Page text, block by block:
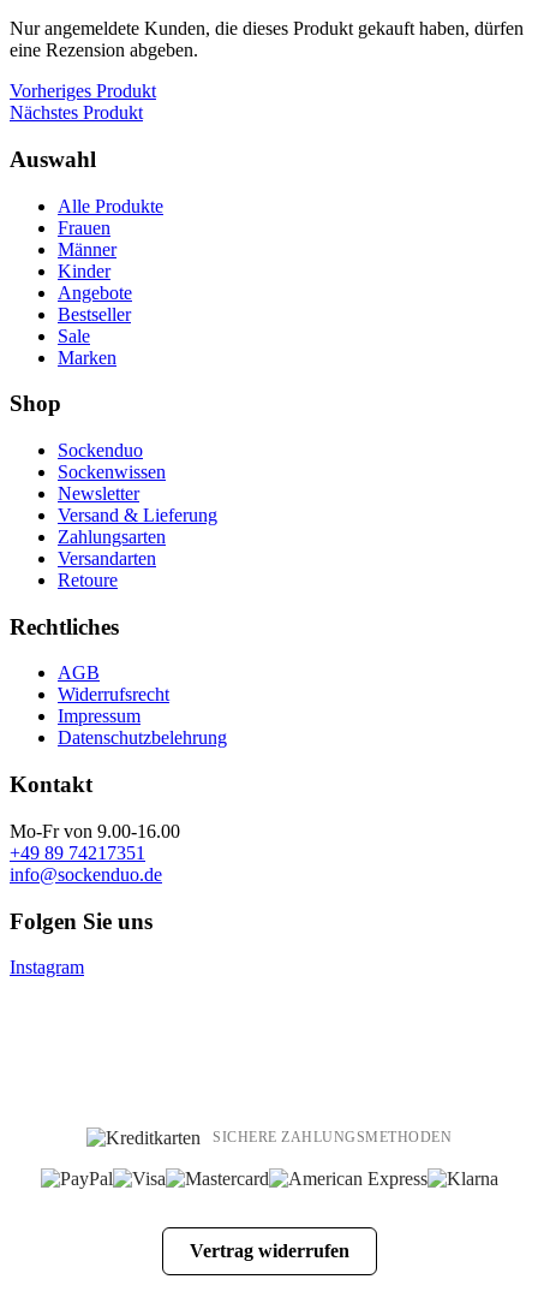
Nur angemeldete Kunden, die dieses Produkt gekauft haben, dürfen
eine Rezension abgeben.
Vorheriges Produkt
Nächstes Produkt
Auswahl
Alle Produkte
Frauen
Männer
Kinder
Angebote
Bestseller
Sale
Marken
Shop
Sockenduo
Sockenwissen
Newsletter
Versand & Lieferung
Zahlungsarten
Versandarten
Retoure
Rechtliches
AGB
Widerrufsrecht
Impressum
Datenschutzbelehrung
Kontakt
Mo-Fr von 9.00-16.00
+49 89 74217351
info@sockenduo.de
Folgen Sie uns
Instagram
SICHERE ZAHLUNGSMETHODEN
Vertrag widerrufen